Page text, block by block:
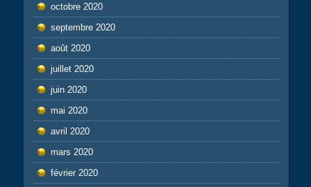
octobre 2020
septembre 2020
août 2020
juillet 2020
juin 2020
mai 2020
avril 2020
mars 2020
février 2020